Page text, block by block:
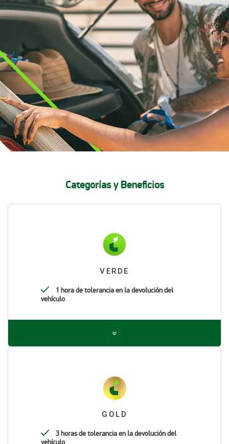
Categorías y Beneficios
VERDE
1 hora de tolerancia en la devolución del
vehículo
GOLD
3 horas de tolerancia en la devolución del
vehículo